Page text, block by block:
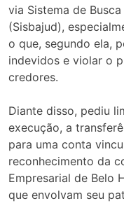
via Sistema de
(Sisbajud),
o que, segundo ela,
indevidos e violar o
credores.
Diante disso, pediu
execução, a
para uma conta
reconhecimento da
Empresarial de Belo
que envolvam seu